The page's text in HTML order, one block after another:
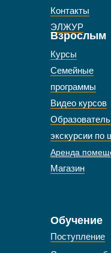
Контакты
ЭЛЖУР
Взрослым
Обучение
Курсы
Семейные
программы
Видео курсов
экскурсии по
Аренда
Магазин
Поступление